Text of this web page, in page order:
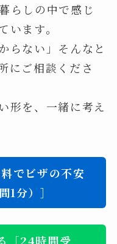
らしの中で感じ
います。
らない」そんなと
にご相談くださ
形を、一緒に考え
でビザの不安
1分）］
［24時間受